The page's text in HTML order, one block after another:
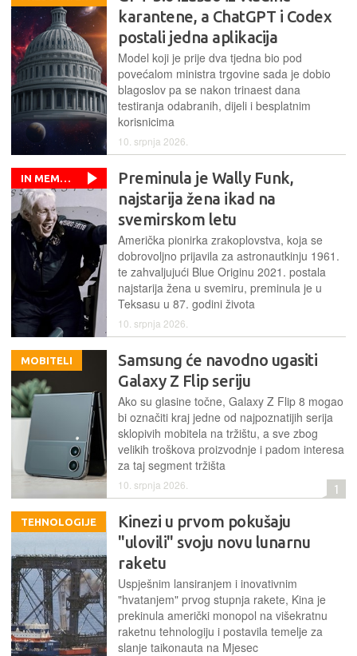
karantene, a ChatGPT i Codex
postali jedna aplikacija
Model koji je prije dva tjedna bio pod
povećalom ministra trgovine sada je dobio
blagoslov pa se nakon trinaest dana
testiranja odabranih, dijeli i besplatnim
korisnicima
10. srpnja 2026.
IN MEMORIAM
Preminula je Wally Funk,
najstarija žena ikad na
svemirskom letu
Američka pionirka zrakoplovstva, koja se
dobrovoljno prijavila za astronautkinju 1961.
te zahvaljujući Blue Originu 2021. postala
najstarija žena u svemiru, preminula je u
Teksasu u 87. godini života
10. srpnja 2026.
MOBITELI
Samsung će navodno ugasiti
Galaxy Z Flip seriju
Ako su glasine točne, Galaxy Z Flip 8 mogao
bi označiti kraj jedne od najpoznatijih serija
sklopivih mobitela na tržištu, a sve zbog
velikih troškova proizvodnje i padom interesa
za taj segment tržišta
10. srpnja 2026. 1
TEHNOLOGIJE
Kinezi u prvom pokušaju
"ulovili" svoju novu lunarnu
raketu
Uspješnim lansiranjem i inovativnim
"hvatanjem" prvog stupnja rakete, Kina je
prekinula američki monopol na višekratnu
raketnu tehnologiju i postavila temelje za
slanje taikonauta na Mjesec